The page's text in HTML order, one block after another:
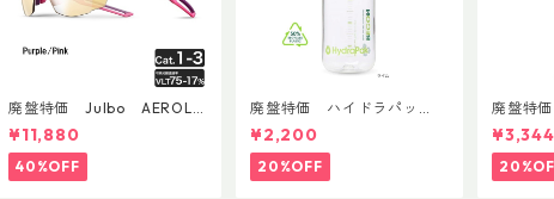
廃盤特価 Julbo AEROLIT
E AsianFit
¥11,880
40%OFF
廃盤特価 ハイドラパッ
ク リーコン ツイスト＆シ
ップ 500ml
¥2,200
20%OFF
廃盤特
ク フラ
¥3,344